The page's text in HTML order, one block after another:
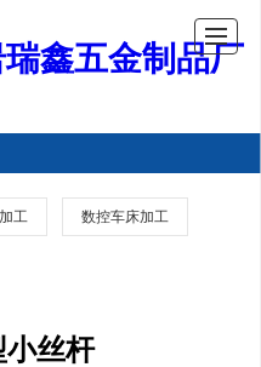
鑫五金制品厂
工 数控车床加工
丝杆